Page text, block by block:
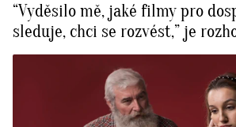
“Vyděsilo mě, jaké filmy pro
sleduje, chci se rozvést,” je